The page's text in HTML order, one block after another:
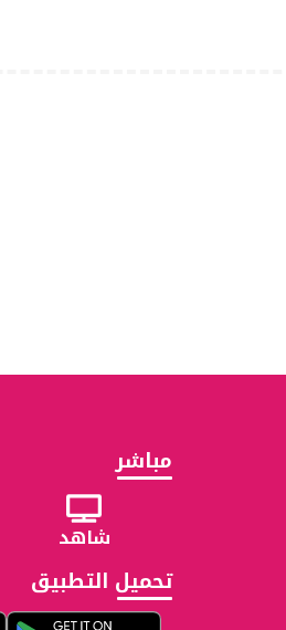
مباشر
شاهد
تحميل التطبيق